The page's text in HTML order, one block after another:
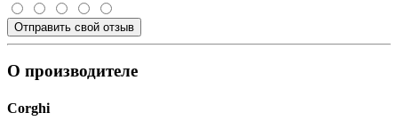
Отправить свой отзыв
О производителе
Corghi